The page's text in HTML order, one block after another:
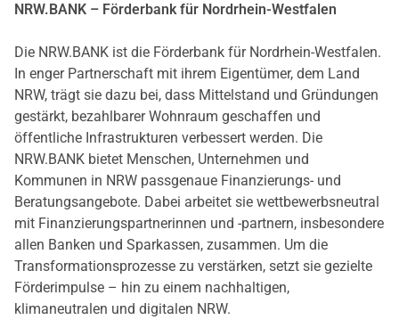
NRW.BANK – Förderbank für Nordrhein-Westfalen
Die NRW.BANK ist die Förderbank für Nordrhein-Westfalen.
In enger Partnerschaft mit ihrem Eigentümer, dem Land
NRW, trägt sie dazu bei, dass Mittelstand und Gründungen
gestärkt, bezahlbarer Wohnraum geschaffen und
öffentliche Infrastrukturen verbessert werden. Die
NRW.BANK bietet Menschen, Unternehmen und
Kommunen in NRW passgenaue Finanzierungs- und
Beratungsangebote. Dabei arbeitet sie wettbewerbsneutral
mit Finanzierungspartnerinnen und -partnern, insbesondere
allen Banken und Sparkassen, zusammen. Um die
Transformationsprozesse zu verstärken, setzt sie gezielte
Förderimpulse – hin zu einem nachhaltigen,
klimaneutralen und digitalen NRW.